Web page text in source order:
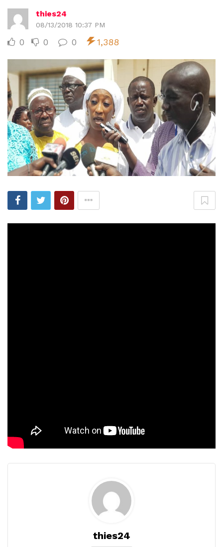
thies24
08/13/2018 10:37 PM
0 0 0 1,388
thies24